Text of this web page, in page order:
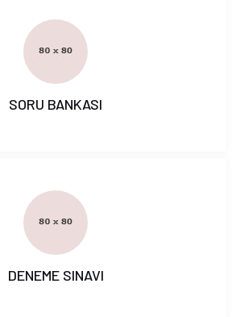
SORU BANKASI
DENEME SINAVI